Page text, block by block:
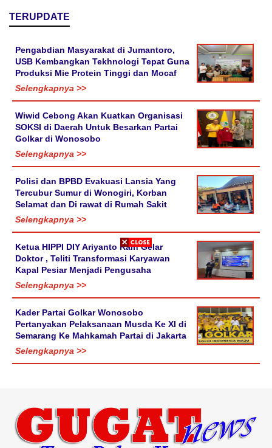
TERUPDATE
Pengabdian Masyarakat di Jumantoro,
USB Kembangkan Tekhnologi Tepat Guna
Produksi Mie Protein Tinggi dan Mocaf
Selengkapnya >>
Wiwid Cebong Akan Kuatkan Organisasi
SOKSI di Daerah Untuk Besarkan Partai
Golkar di Wonosobo
Selengkapnya >>
Polisi dan BPBD Evakuasi Lansia Yang
Tercubur Sumur di Wonogiri, Korban
Selamat dan Di rawat di Rumah Sakit
Selengkapnya >>
Ketua HIPPI DIY Ariyanto Raih Gelar
Doktor , Teliti Transformasi Karyawan
Kapal Pesiar Menjadi Pengusaha
Selengkapnya >>
Kader Partai Golkar Wonosobo
Pertanyakan Pelaksanaan Musda Ke XI di
Semarang Ke Mahkamah Partai di Jakarta
Selengkapnya >>